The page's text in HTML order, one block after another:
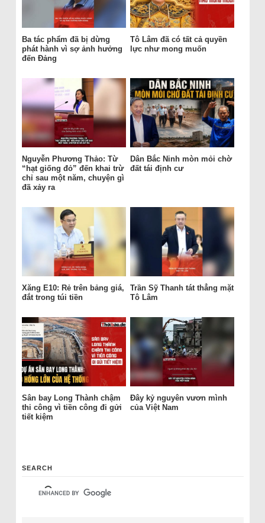
Ba tác phẩm đã bị dừng
phát hành vì sợ ảnh hưởng
đến Đảng
Tô Lâm đã có tất cả quyền
lực như mong muốn
Nguyễn Phương Thảo: Từ
“hạt giống đỏ” đến khai trừ
chỉ sau một năm, chuyện gì
đã xảy ra
Dân Bắc Ninh mòn mỏi chờ
đất tái định cư
Xăng E10: Rẻ trên bảng giá,
đắt trong túi tiền
Trần Sỹ Thanh tát thẳng mặt
Tô Lâm
Sân bay Long Thành chậm
thi công vì tiền công đi gửi
tiết kiệm
Đây kỷ nguyên vươn mình
của Việt Nam
SEARCH